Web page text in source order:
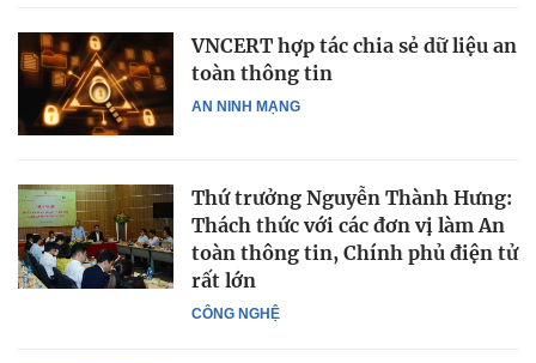
AN NINH MẠNG
VNCERT hợp tác chia sẻ dữ liệu an
toàn thông tin
CÔNG NGHỆ
Thứ trưởng Nguyễn Thành Hưng:
Thách thức với các đơn vị làm An
toàn thông tin, Chính phủ điện tử
rất lớn